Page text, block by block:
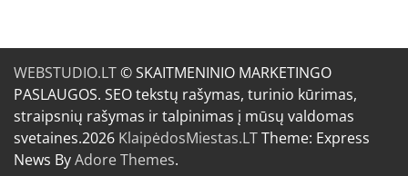
WEBSTUDIO.LT© SKAITMENINIO MARKETINGO
PASLAUGOS. SEO tekstų rašymas, turinio kūrimas,
straipsnių rašymas ir talpinimas į mūsų valdomas
svetaines.2026 KlaipėdosMiestas.LTTheme: Express
News ByAdore Themes.